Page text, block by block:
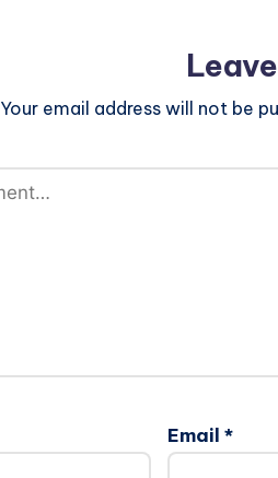
Your email address will not be
Email *